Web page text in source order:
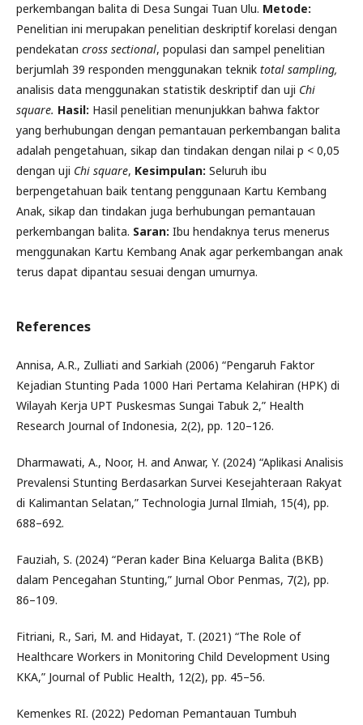
perkembangan balita di Desa Sungai Tuan Ulu. Metode:
Penelitian ini merupakan penelitian deskriptif korelasi dengan
pendekatan cross sectional, populasi dan sampel penelitian
berjumlah 39 responden menggunakan teknik total sampling,
analisis data menggunakan statistik deskriptif dan uji Chi
square. Hasil: Hasil penelitian menunjukkan bahwa faktor
yang berhubungan dengan pemantauan perkembangan balita
adalah pengetahuan, sikap dan tindakan dengan nilai p < 0,05
dengan uji Chi square, Kesimpulan: Seluruh ibu
berpengetahuan baik tentang penggunaan Kartu Kembang
Anak, sikap dan tindakan juga berhubungan pemantauan
perkembangan balita. Saran: Ibu hendaknya terus menerus
menggunakan Kartu Kembang Anak agar perkembangan anak
terus dapat dipantau sesuai dengan umurnya.
References
Annisa, A.R., Zulliati and Sarkiah (2006) “Pengaruh Faktor
Kejadian Stunting Pada 1000 Hari Pertama Kelahiran (HPK) di
Wilayah Kerja UPT Puskesmas Sungai Tabuk 2,” Health
Research Journal of Indonesia, 2(2), pp. 120–126.
Dharmawati, A., Noor, H. and Anwar, Y. (2024) “Aplikasi Analisis
Prevalensi Stunting Berdasarkan Survei Kesejahteraan Rakyat
di Kalimantan Selatan,” Technologia Jurnal Ilmiah, 15(4), pp.
688–692.
Fauziah, S. (2024) “Peran kader Bina Keluarga Balita (BKB)
dalam Pencegahan Stunting,” Jurnal Obor Penmas, 7(2), pp.
86–109.
Fitriani, R., Sari, M. and Hidayat, T. (2021) “The Role of
Healthcare Workers in Monitoring Child Development Using
KKA,” Journal of Public Health, 12(2), pp. 45–56.
Kemenkes RI. (2022) Pedoman Pemantauan Tumbuh